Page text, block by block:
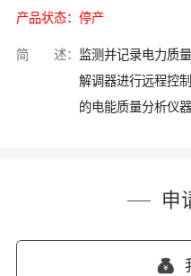
产品状态： 停产
简 述： 监测并记录电力质
解调器进行远程控
的电能质量分析仪器
申